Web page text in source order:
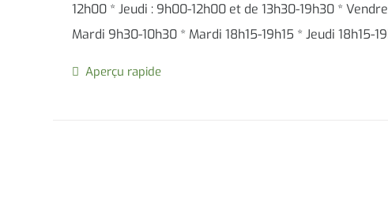
12h00 * Jeudi : 9h00-12h00 et de 13h30-19h30 *
Mardi 9h30-10h30 * Mardi 18h15-19h15 * Jeudi 18h15-
Aperçu rapide